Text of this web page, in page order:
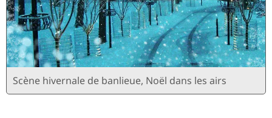
Scène hivernale de banlieue, Noël dans les airs